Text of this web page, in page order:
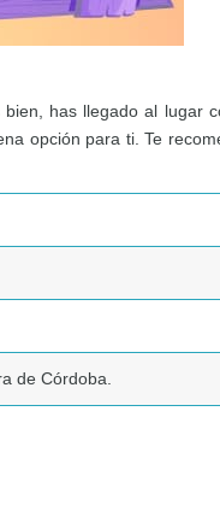
has llegado al lugar
opción para ti. Te
de Córdoba.